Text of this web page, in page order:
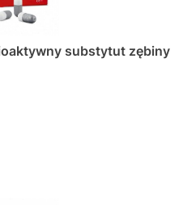
substytut zębiny